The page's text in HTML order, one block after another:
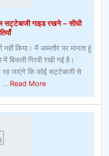
सट्टेबाजी गाइड रखने – सीधी
नहीं किया। मैं आमतौर पर मानता हूं
बिजली गिरवी रखी गई है।
जाएंगे कि कोई सट्टेबाजी से
... Read Moreabout
फ़ुटबॉल
पर